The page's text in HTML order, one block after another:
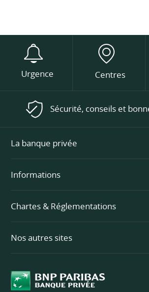
Urgence Centres
Sécurité, conseils et
La banque privée
Informations
Chartes & Réglementations
Nos autres sites